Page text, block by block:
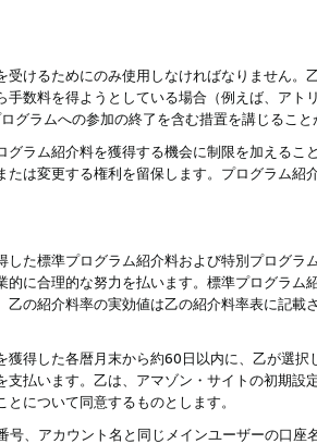
けるためにのみ使用しなければなりません
数料を得ようとしている場合（例えば、アト
ラムへの参加の終了を含む措置を講じること
ラム紹介料を獲得する機会に制限を加える
は変更する権利を留保します。プログラム紹
た標準プログラム紹介料および特別プログラ
に合理的な努力を払います。標準プログラ
乙の紹介料率の実効値は乙の紹介料率表に記
得した各暦月末から約60日以内に、乙が選
払います。乙は、アマゾン・サイトの初期
について同意するものとします。
、アカウント名と同じメインユーザーの口座